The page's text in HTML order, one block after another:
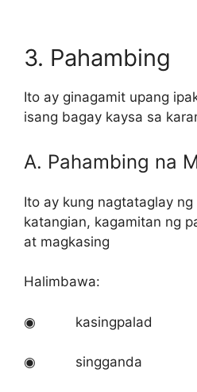
3. Pahambing
Ito ay ginagamit upang
isang bagay kaysa sa
A. Pahambing na
Ito ay kung nagtataglay
katangian, kagamitan ng
at magkasing
Halimbawa:
◉ kasingpalad
◉ singganda